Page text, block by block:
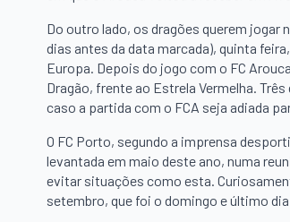
Do outro lado, os dragões querem jogar
dias antes da data marcada), quinta
Europa. Depois do jogo com o FC
Dragão, frente ao Estrela Vermelha.
caso a partida com o FCA seja adiada
O FC Porto, segundo a imprensa
levantada em maio deste ano, numa
evitar situações como esta.
setembro, que foi o domingo e último dia